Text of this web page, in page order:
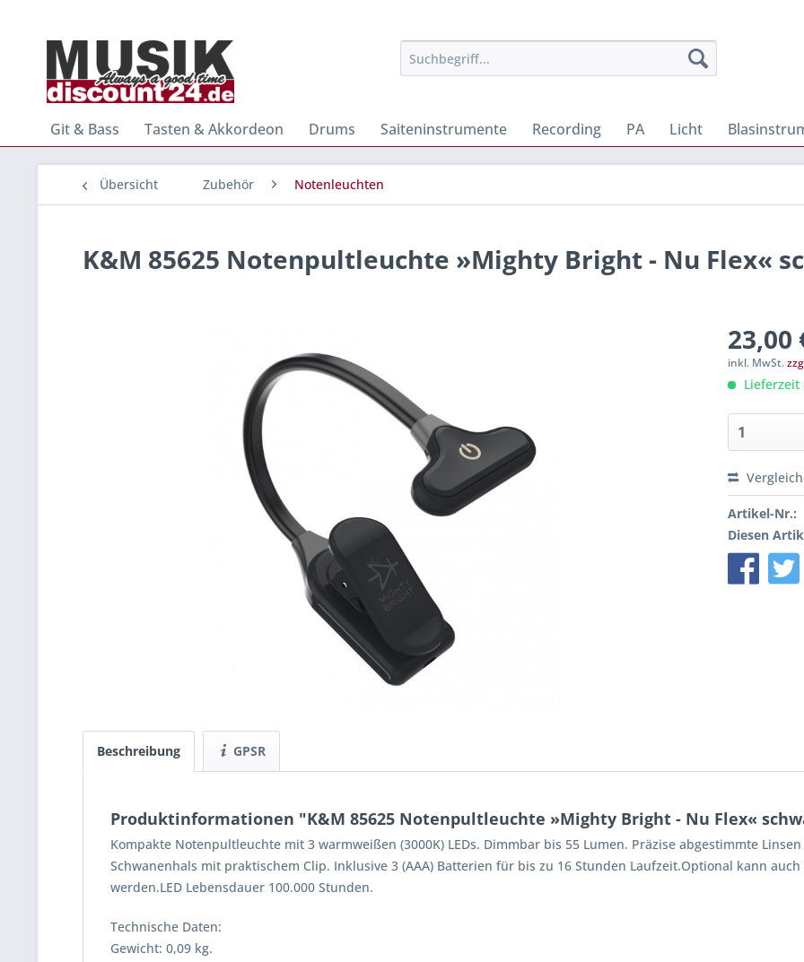
Git & Bass Tasten & Akkordeon Drums Saiteninstrumente Recording PA Licht
Übersicht Zubehör Notenleuchten
K&M 85625 Notenpultleuchte »Mighty Bright - Nu Flex«
23,00
inkl. MwSt.
Lieferzeit
Artikel-Nr.:
Diesen
Beschreibung GPSR
Produktinformationen "K&M 85625 Notenpultleuchte »Mighty Bright - Nu Flex«
Kompakte Notenpultleuchte mit 3 warmweißen (3000K) LEDs. Dimmbar bis 55 Lumen. Präzise abgestimmte
Schwanenhals mit praktischem Clip. Inklusive 3 (AAA) Batterien für bis zu 16 Stunden Laufzeit.Optional kann
werden.LED Lebensdauer 100.000 Stunden.
Technische Daten:
Gewicht: 0,09 kg.